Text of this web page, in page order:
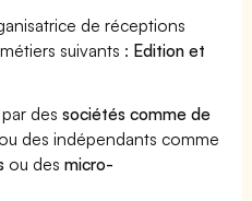
de réceptions
suivants : Edition et
dessociétés comme de
ou des indépendants comme
ou desmicro-